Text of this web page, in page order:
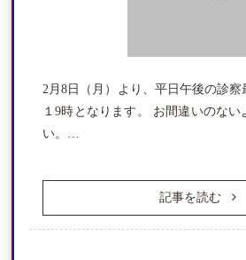
2月8日（月）より、平日午後の診察
１9時となります。 お間違いのない
い。…
記事を読む